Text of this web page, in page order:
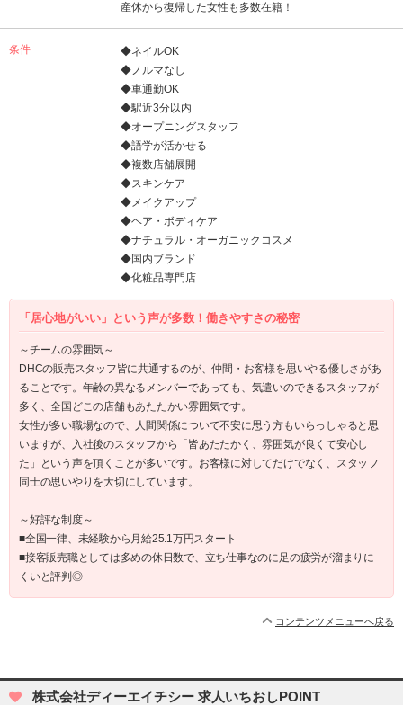
産休から復帰した女性も多数在籍！
条件
◆ネイルOK
◆ノルマなし
◆車通勤OK
◆駅近3分以内
◆オープニングスタッフ
◆語学が活かせる
◆複数店舗展開
◆スキンケア
◆メイクアップ
◆ヘア・ボディケア
◆ナチュラル・オーガニックコスメ
◆国内ブランド
◆化粧品専門店
「居心地がいい」という声が多数！働きやすさの秘密
～チームの雰囲気～
DHCの販売スタッフ皆に共通するのが、仲間・お客様を思いやる優しさがあ
ることです。年齢の異なるメンバーであっても、気遣いのできるスタッフが
多く、全国どこの店舗もあたたかい雰囲気です。
女性が多い職場なので、人間関係について不安に思う方もいらっしゃると思
いますが、入社後のスタッフから「皆あたたかく、雰囲気が良くて安心し
た」という声を頂くことが多いです。お客様に対してだけでなく、スタッフ
同士の思いやりを大切にしています。
～好評な制度～
■全国一律、未経験から月給25.1万円スタート
■接客販売職としては多めの休日数で、立ち仕事なのに足の疲労が溜まりに
くいと評判◎
コンテンツメニューへ戻る
株式会社ディーエイチシー 求人いちおしPOINT